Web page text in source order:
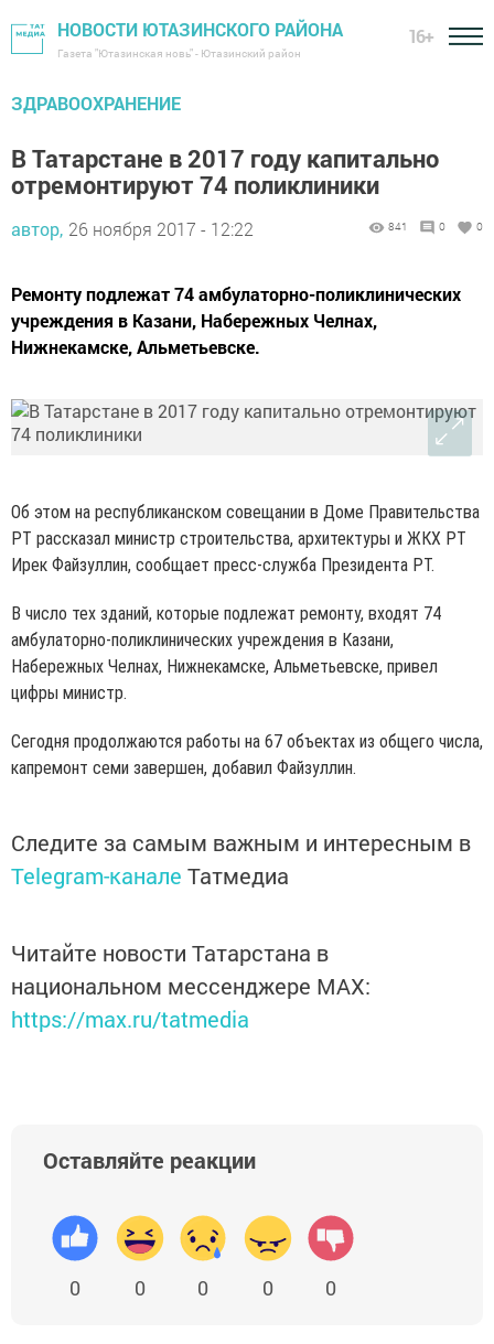
НОВОСТИ ЮТАЗИНСКОГО РАЙОНА
Газета "Ютазинская новь" - Ютазинский район
16+
ЗДРАВООХРАНЕНИЕ
В Татарстане в 2017 году капитально
отремонтируют 74 поликлиники
автор, 26 ноября 2017 - 12:22 841 0 0
Ремонту подлежат 74 амбулаторно-поликлинических
учреждения в Казани, Набережных Челнах,
Нижнекамске, Альметьевске.
Об этом на республиканском совещании в Доме Правительства
РТ рассказал министр строительства, архитектуры и ЖКХ РТ
Ирек Файзуллин, сообщает пресс-служба Президента РТ.
В число тех зданий, которые подлежат ремонту, входят 74
амбулаторно-поликлинических учреждения в Казани,
Набережных Челнах, Нижнекамске, Альметьевске, привел
цифры министр.
Сегодня продолжаются работы на 67 объектах из общего числа,
капремонт семи завершен, добавил Файзуллин.
Следите за самым важным и интересным в
Telegram-канале Татмедиа
Читайте новости Татарстана в
национальном мессенджере MАХ:
https://max.ru/tatmedia
Оставляйте реакции
0 0 0 0 0